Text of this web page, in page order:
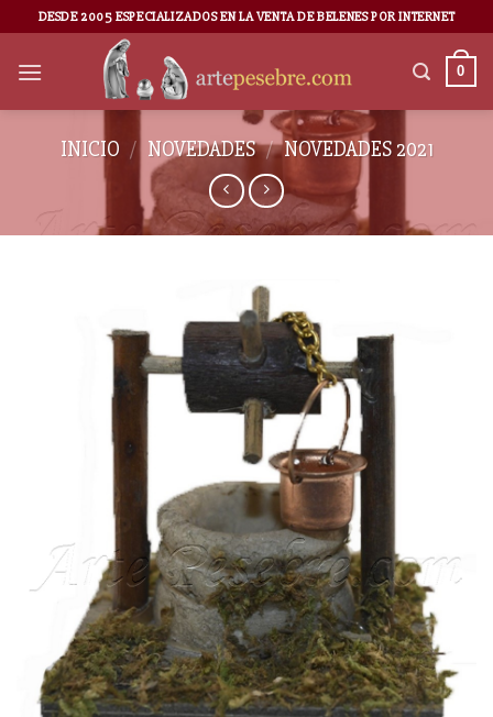
DESDE 2005 ESPECIALIZADOS EN LA VENTA DE BELENES POR INTERNET
0
INICIO / NOVEDADES / NOVEDADES 2021